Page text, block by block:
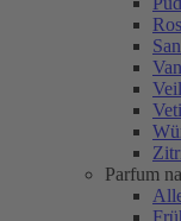
Parfum